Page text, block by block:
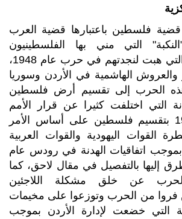
فلسطين باعتبارها قضية العرب
التي مني بها الفلسطينيون
والجيوش العربية التي هبت لنجدتهم في حرب عام 1948،
الهاشمية في الأردن وسوريا
هذه الحرب إلى تقسيم أرض فلسطين
التي اختلفت كثيرا عن قرار الأمم
المتحدة لعام 1947 بتقسيم فلسطين على أساس الأمر
القوات اليهودية والقوات العربية
بموجب اتفاقيات الهدنة في رودس عام
إليها بالتفصيل في مقال لاحق، كما
عن خلق مشكلة اللاجئين
فروا من الحرب وتوزعوا على مخيمات
التي خضعت لإدارة الأردن بموجب